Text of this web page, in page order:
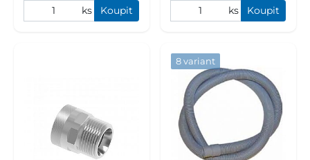
ks Koupit ks Koupit
8 variant